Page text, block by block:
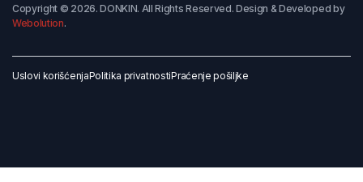
Copyright © 2026. DONKIN. All Rights Reserved. Design & Developed by
Webolution.
Uslovi korišćenjaPolitika privatnostiPraćenje pošiljke